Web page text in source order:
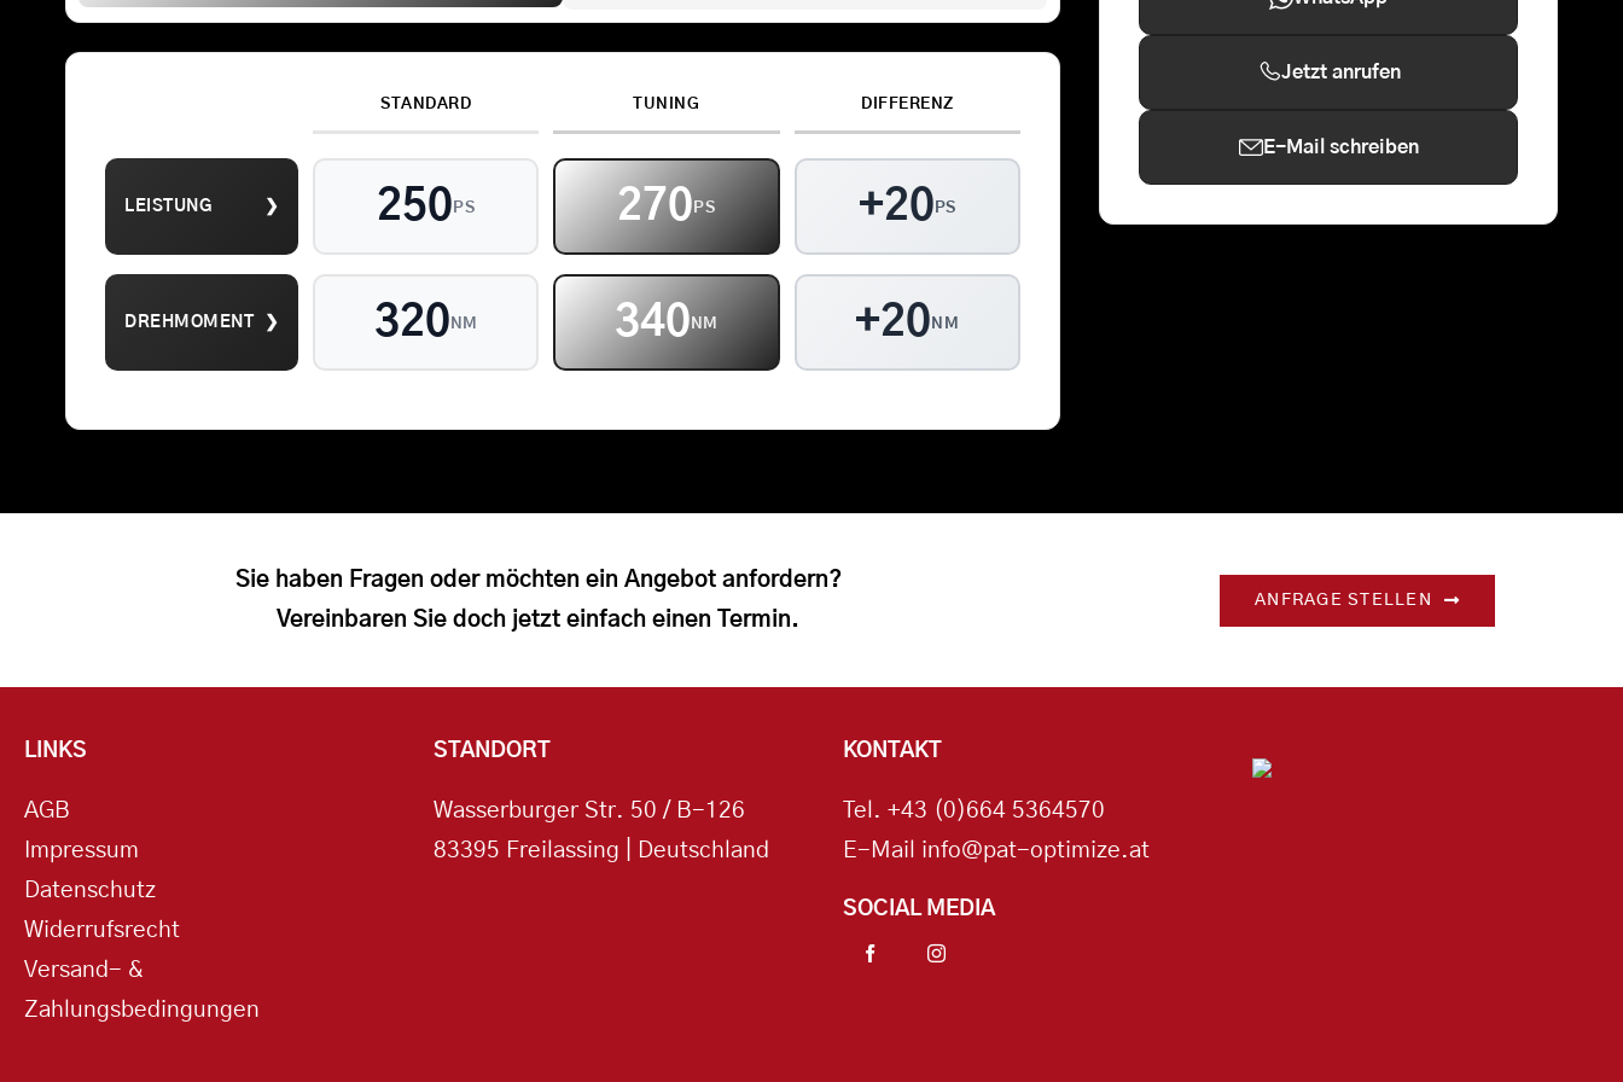
Kontakt
STANDARD TUNING DIFFERENZ
LEISTUNG ❯ 250 PS 270 PS +20 PS
DREHMOMENT ❯ 320 NM 340 NM +20 NM
Jetzt anrufen
E-Mail schreiben
Sie haben Fragen oder möchten ein Angebot anfordern?
Vereinbaren Sie doch jetzt einfach einen Termin.
ANFRAGE STELLEN
LINKS
AGB
Impressum
Datenschutz
Widerrufsrecht
Versand- &
Zahlungsbedingungen
STANDORT
Wasserburger Str. 50 / B-126
83395 Freilassing | Deutschland
KONTAKT
Tel.+43 (0)664 5364570
E-Mail info@pat-optimize.at
SOCIAL MEDIA